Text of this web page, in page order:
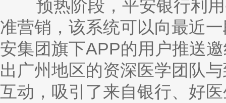
预热阶段，平安银行利用
准营销，该系统可以向最近
安集团旗下APP的用户推送
出广州地区的资深医学团队
互动，吸引了来自银行、好